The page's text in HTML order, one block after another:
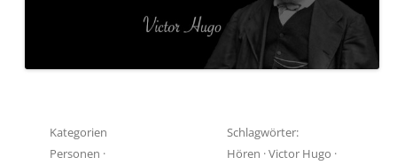
Kategorien
Personen ·
Schlagwörter:
Hören ·Victor Hugo ·